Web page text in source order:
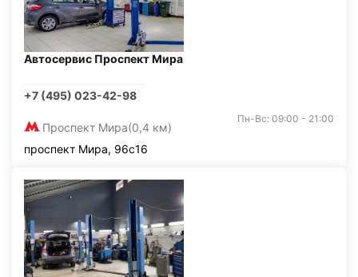
Автосервис Проспект Мира
+7 (495) 023-42-98
Проспект Мира(0,4 км)
Пн-Вс: 09:00 - 21:00
проспект Мира, 96с16